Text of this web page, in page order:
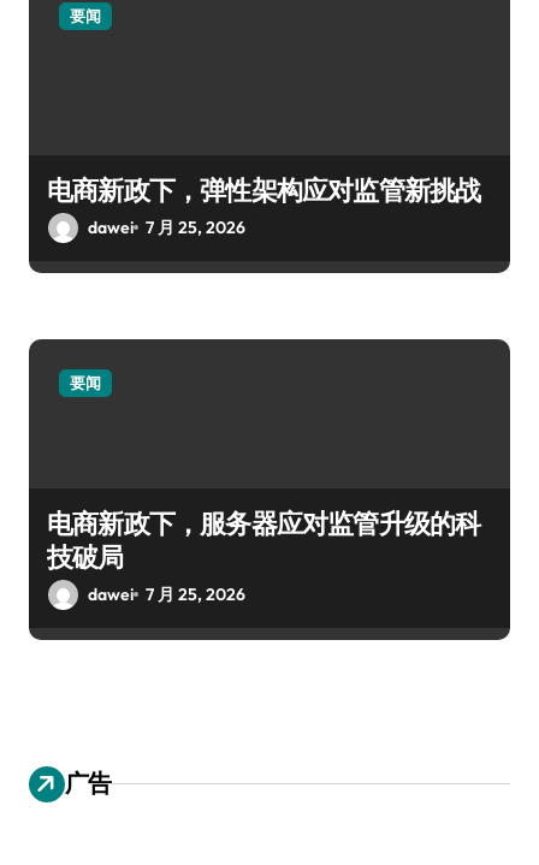
要闻
电商新政下，弹性架构应对监管新挑战
dawei 7 月 25, 2026
要闻
电商新政下，服务器应对监管升级的科
技破局
dawei 7 月 25, 2026
广告